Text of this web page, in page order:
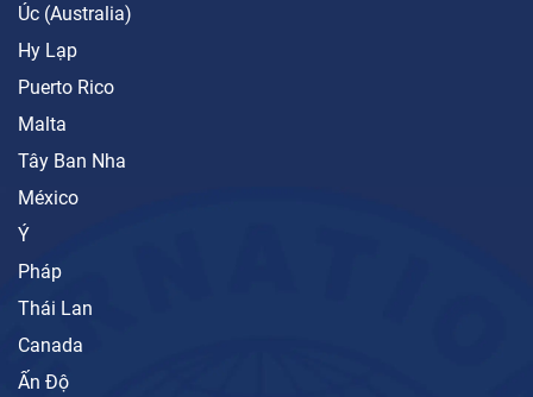
Úc (Australia)
Hy Lạp
Puerto Rico
Malta
Tây Ban Nha
México
Ý
Pháp
Thái Lan
Canada
Ấn Độ